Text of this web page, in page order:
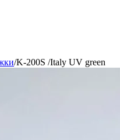
/K-200S /Italy UV green